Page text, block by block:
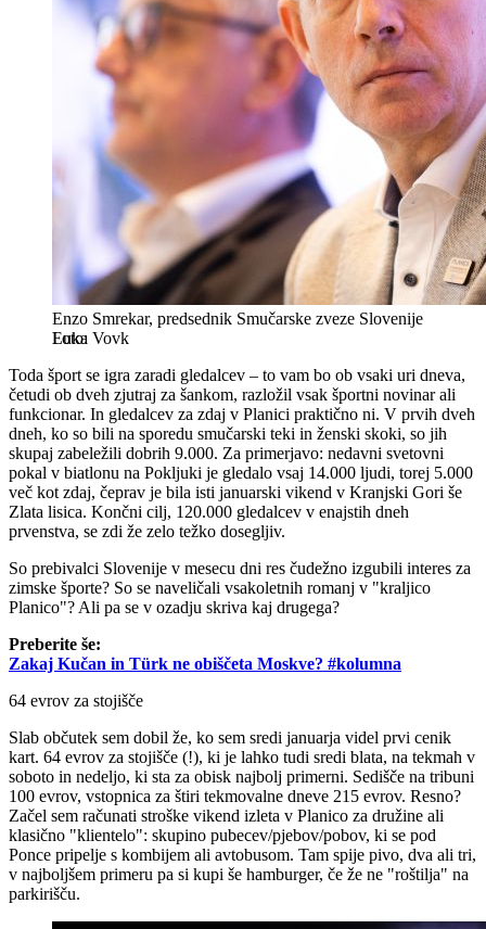
Enzo Smrekar, predsednik Smučarske zveze Slovenije
Luka Vovk
Toda šport se igra zaradi gledalcev – to vam bo ob vsaki uri dneva,
četudi ob dveh zjutraj za šankom, razložil vsak športni novinar ali
funkcionar. In gledalcev za zdaj v Planici praktično ni. V prvih dveh
dneh, ko so bili na sporedu smučarski teki in ženski skoki, so jih
skupaj zabeležili dobrih 9.000. Za primerjavo: nedavni svetovni
pokal v biatlonu na Pokljuki je gledalo vsaj 14.000 ljudi, torej 5.000
več kot zdaj, čeprav je bila isti januarski vikend v Kranjski Gori še
Zlata lisica. Končni cilj, 120.000 gledalcev v enajstih dneh
prvenstva, se zdi že zelo težko dosegljiv.
So prebivalci Slovenije v mesecu dni res čudežno izgubili interes za
zimske športe? So se naveličali vsakoletnih romanj v "kraljico
Planico"? Ali pa se v ozadju skriva kaj drugega?
Preberite še:
Zakaj Kučan in Türk ne obiščeta Moskve? #kolumna
64 evrov za stojišče
Slab občutek sem dobil že, ko sem sredi januarja videl prvi cenik
kart. 64 evrov za stojišče (!), ki je lahko tudi sredi blata, na tekmah v
soboto in nedeljo, ki sta za obisk najbolj primerni. Sedišče na tribuni
100 evrov, vstopnica za štiri tekmovalne dneve 215 evrov. Resno?
Začel sem računati stroške vikend izleta v Planico za družine ali
klasično "klientelo": skupino pubecev/pjebov/pobov, ki se pod
Ponce pripelje s kombijem ali avtobusom. Tam spije pivo, dva ali tri,
v najboljšem primeru pa si kupi še hamburger, če že ne "roštilja" na
parkirišču.